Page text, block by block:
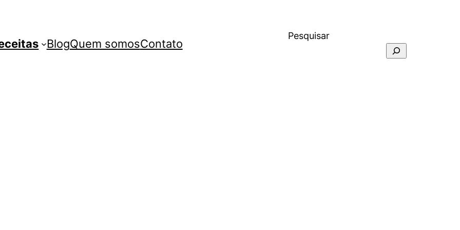
BlogQuem somosContato
Pesquisar